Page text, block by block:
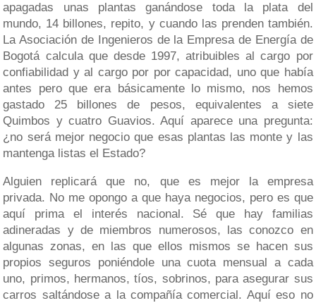
apagadas unas plantas ganándose toda la plata del
mundo, 14 billones, repito, y cuando las prenden también.
La Asociación de Ingenieros de la Empresa de Energía de
Bogotá calcula que desde 1997, atribuibles al cargo por
confiabilidad y al cargo por por capacidad, uno que había
antes pero que era básicamente lo mismo, nos hemos
gastado 25 billones de pesos, equivalentes a siete
Quimbos y cuatro Guavios. Aquí aparece una pregunta:
¿no será mejor negocio que esas plantas las monte y las
mantenga listas el Estado?
Alguien replicará que no, que es mejor la empresa
privada. No me opongo a que haya negocios, pero es que
aquí prima el interés nacional. Sé que hay familias
adineradas y de miembros numerosos, las conozco en
algunas zonas, en las que ellos mismos se hacen sus
propios seguros poniéndole una cuota mensual a cada
uno, primos, hermanos, tíos, sobrinos, para asegurar sus
carros saltándose a la compañía comercial. Aquí eso no